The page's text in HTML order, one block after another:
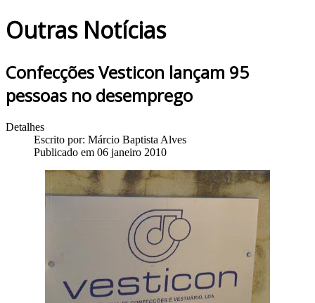
Outras Notícias
Confecções Vesticon lançam 95
pessoas no desemprego
Detalhes
Escrito por: Márcio Baptista Alves
Publicado em 06 janeiro 2010